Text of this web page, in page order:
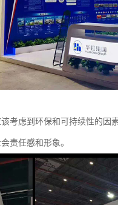
考虑到环保和可持续性的因
责任感和形象。